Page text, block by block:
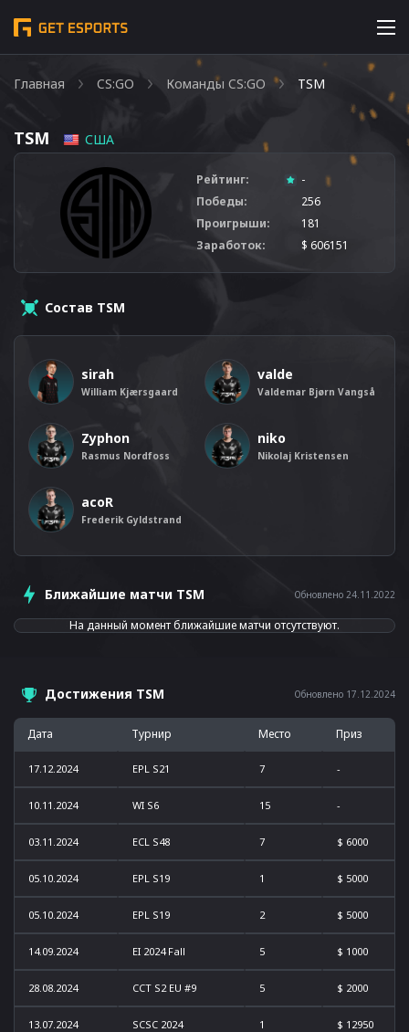
Главная CS:GO Команды CS:GO TSM
TSM США
Рейтинг:
-
Победы:
256
Проигрыши:
181
Заработок:
$ 606151
Состав TSM
sirah
William Kjærsgaard
valde
Valdemar Bjørn Vangså
Zyphon
Rasmus Nordfoss
niko
Nikolaj Kristensen
acoR
Frederik Gyldstrand
Ближайшие матчи TSM Обновлено 24.11.2022
На данный момент ближайшие матчи отсутствуют.
Достижения TSM Обновлено 17.12.2024
Дата Турнир Место Приз
17.12.2024 EPL S21 7 -
10.11.2024 WI S6 15 -
03.11.2024 ECL S48 7 $ 6000
05.10.2024 EPL S19 1 $ 5000
05.10.2024 EPL S19 2 $ 5000
14.09.2024 EI 2024 Fall 5 $ 1000
28.08.2024 CCT S2 EU #9 5 $ 2000
13.07.2024 SCSC 2024 1 $ 12950